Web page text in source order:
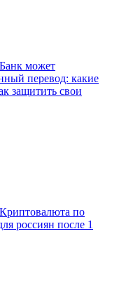
Банк может
перевод: какие
защитить свои
Криптовалюта по
россиян после 1